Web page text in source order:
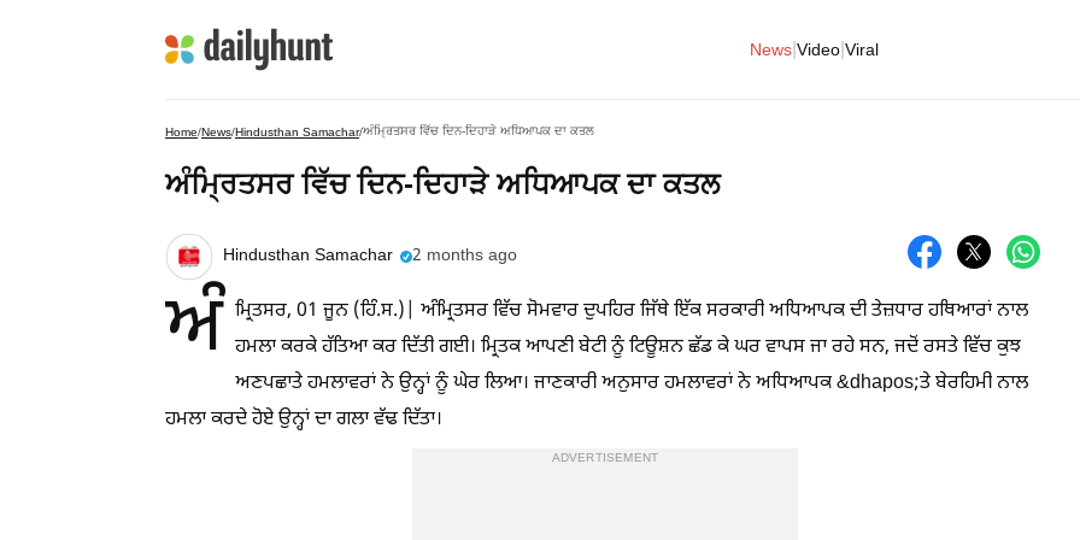
News Video Viral
Home/News/Hindusthan Samachar/ਅੰਮ੍ਰਿਤਸਰ ਵਿੱਚ ਦਿਨ-ਦਿਹਾੜੇ ਅਧਿਆਪਕ ਦਾ ਕਤਲ
ਅੰਮ੍ਰਿਤਸਰ ਵਿੱਚ ਦਿਨ-ਦਿਹਾੜੇ ਅਧਿਆਪਕ ਦਾ ਕਤਲ
Hindusthan Samachar 2 months ago
ਅੰ ਮ੍ਰਿਤਸਰ, 01 ਜੂਨ (ਹਿੰ.ਸ.)| ਅੰਮ੍ਰਿਤਸਰ ਵਿੱਚ ਸੋਮਵਾਰ ਦੁਪਹਿਰ ਜਿੱਥੇ ਇੱਕ ਸਰਕਾਰੀ ਅਧਿਆਪਕ ਦੀ ਤੇਜ਼ਧਾਰ ਹਥਿਆਰਾਂ ਨਾਲ
ਹਮਲਾ ਕਰਕੇ ਹੱਤਿਆ ਕਰ ਦਿੱਤੀ ਗਈ। ਮ੍ਰਿਤਕ ਆਪਣੀ ਬੇਟੀ ਨੂੰ ਟਿਊਸ਼ਨ ਛੱਡ ਕੇ ਘਰ ਵਾਪਸ ਜਾ ਰਹੇ ਸਨ, ਜਦੋਂ ਰਸਤੇ ਵਿੱਚ ਕੁਝ
ਅਣਪਛਾਤੇ ਹਮਲਾਵਰਾਂ ਨੇ ਉਨ੍ਹਾਂ ਨੂੰ ਘੇਰ ਲਿਆ। ਜਾਣਕਾਰੀ ਅਨੁਸਾਰ ਹਮਲਾਵਰਾਂ ਨੇ ਅਧਿਆਪਕ &dhapos;ਤੇ ਬੇਰਹਿਮੀ ਨਾਲ
ਹਮਲਾ ਕਰਦੇ ਹੋਏ ਉਨ੍ਹਾਂ ਦਾ ਗਲਾ ਵੱਢ ਦਿੱਤਾ।
ADVERTISEMENT